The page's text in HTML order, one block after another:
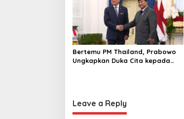
Bertemu PM Thailand, Prabowo
Ungkapkan Duka Cita kepada
Leave a Reply